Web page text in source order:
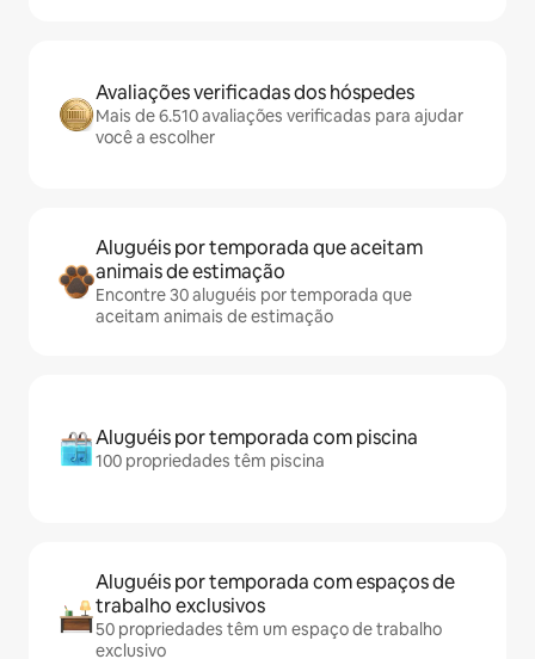
Avaliações verificadas dos hóspedes
Mais de 6.510 avaliações verificadas para ajudar
você a escolher
Aluguéis por temporada que aceitam
animais de estimação
Encontre 30 aluguéis por temporada que
aceitam animais de estimação
Aluguéis por temporada com piscina
100 propriedades têm piscina
Aluguéis por temporada com espaços de
trabalho exclusivos
50 propriedades têm um espaço de trabalho
exclusivo